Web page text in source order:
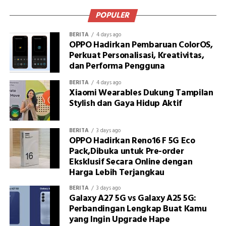
POPULER
BERITA 4 days ago
OPPO Hadirkan Pembaruan ColorOS,
Perkuat Personalisasi, Kreativitas,
dan Performa Pengguna
BERITA 4 days ago
Xiaomi Wearables Dukung Tampilan
Stylish dan Gaya Hidup Aktif
BERITA 3 days ago
OPPO Hadirkan Reno16 F 5G Eco
Pack,Dibuka untuk Pre-order
Eksklusif Secara Online dengan
Harga Lebih Terjangkau
BERITA 3 days ago
Galaxy A27 5G vs Galaxy A25 5G:
Perbandingan Lengkap Buat Kamu
yang Ingin Upgrade Hape